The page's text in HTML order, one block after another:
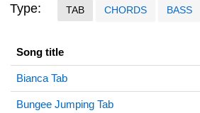
Type: TAB CHORDS BASS
Song title
Bianca Tab
Bungee Jumping Tab